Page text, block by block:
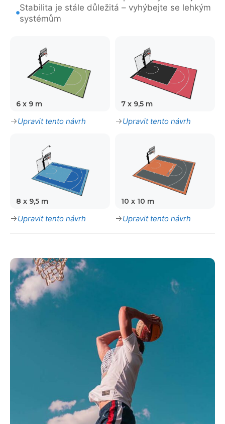
Stabilita je stále důležitá – vyhýbejte se lehkým
systémům
6 x 9 m
Upravit tento návrh
7 x 9,5 m
Upravit tento návrh
8 x 9,5 m
Upravit tento návrh
10 x 10 m
Upravit tento návrh